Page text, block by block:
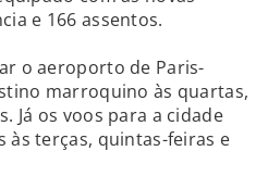
e 166 assentos.
o aeroporto de Paris-
marroquino às quartas,
Já os voos para a cidade
às terças, quintas-feiras e